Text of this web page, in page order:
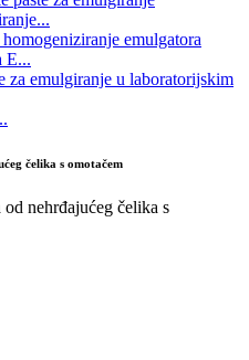
E...
čelika s omotačem